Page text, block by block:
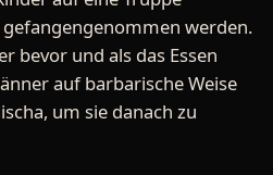
werden.
bevor und als das Essen
auf barbarische Weise
um sie danach zu